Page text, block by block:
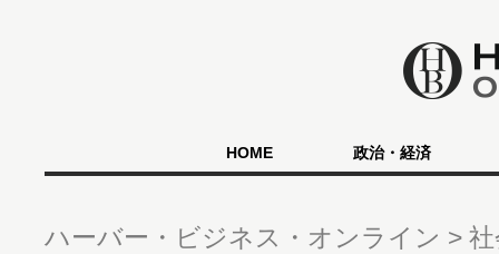
HOME 政治・経済
ハーバー・ビジネス・オンライン